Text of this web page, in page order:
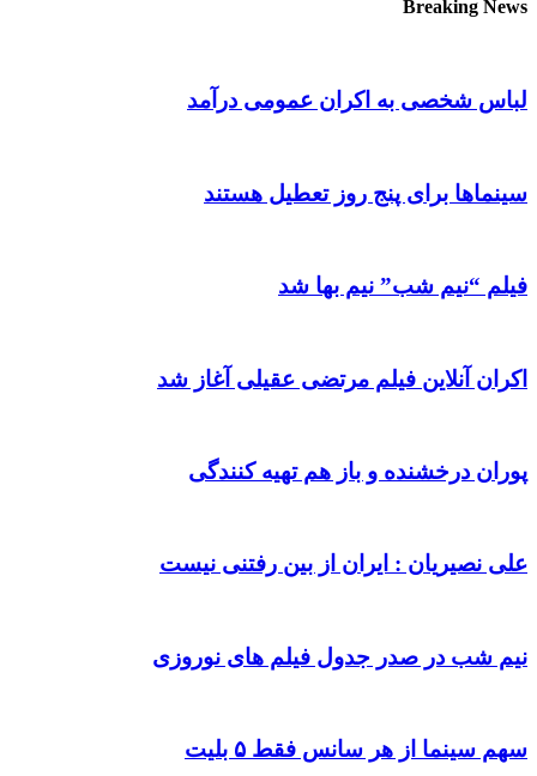
Breaking News
لباس شخصی به اکران عمومی درآمد
سینماها برای پنج‌ روز تعطیل هستند
فیلم “نیم شب” نیم بها شد
اکران آنلاین فیلم مرتضی عقیلی آغاز شد
پوران درخشنده و باز هم تهیه کنندگی
علی نصیریان : ایران از بین رفتنی نیست
نیم شب در صدر جدول فیلم های نوروزی
سهم سینما از هر سانس فقط ۵ بلیت